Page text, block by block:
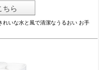
ちら
れいな水と風で清潔なうるおい お手